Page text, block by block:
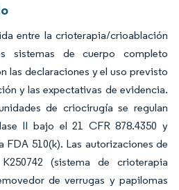
entre la crioterapia/crioablación
de cuerpo completo
las declaraciones y el uso previsto
y las expectativas de evidencia.
de criocirugía se regulan
II bajo el 21 CFR 878.4350 y
FDA 510(k). Las autorizaciones de
(sistema de crioterapia
de verrugas y papilomas